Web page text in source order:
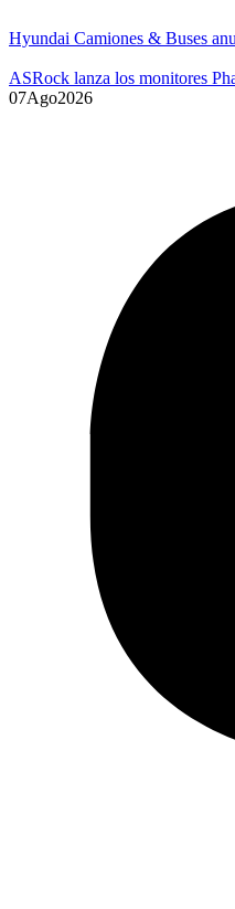
Hyundai Camiones & Buses
ASRock lanza los monitores
07Ago2026